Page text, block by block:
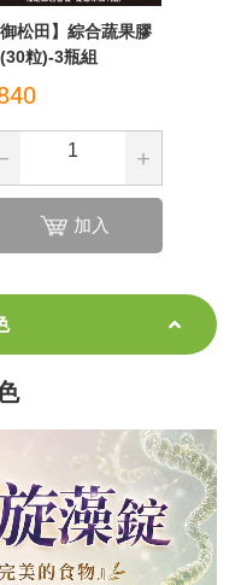
御松田】綜合蔬果膠
粒)-3瓶組
加入